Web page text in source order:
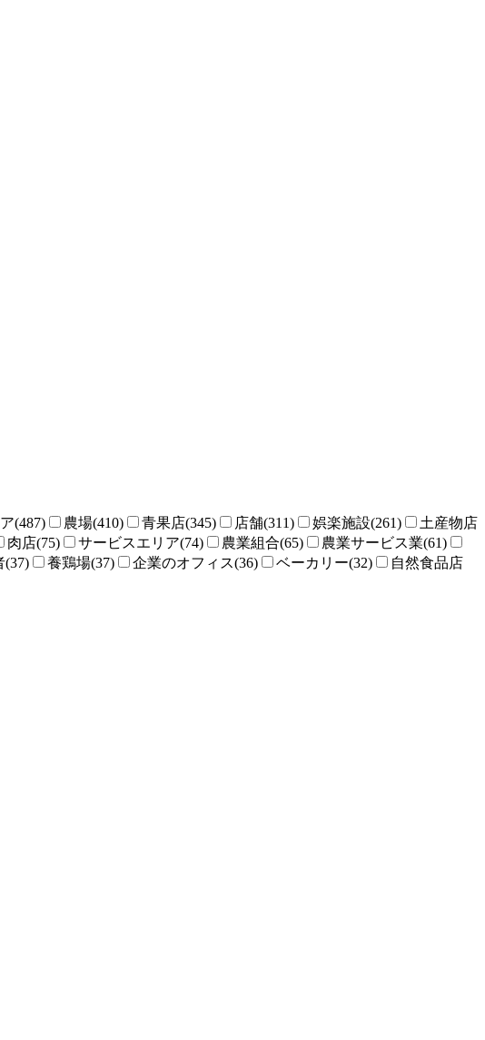
(487) 農場(410) 青果店(345) 店舗(311) 娯楽施設(261)
土産物店
肉店(75) サービスエリア(74) 農業組合(65)
農業サービス業(61)
(37) 養鶏場(37) 企業のオフィス(36) ベーカリー(32)
自然食品店